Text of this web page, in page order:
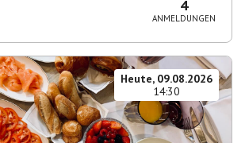
4
ANMELDUNGEN
Heute, 09.08.2026
14:30